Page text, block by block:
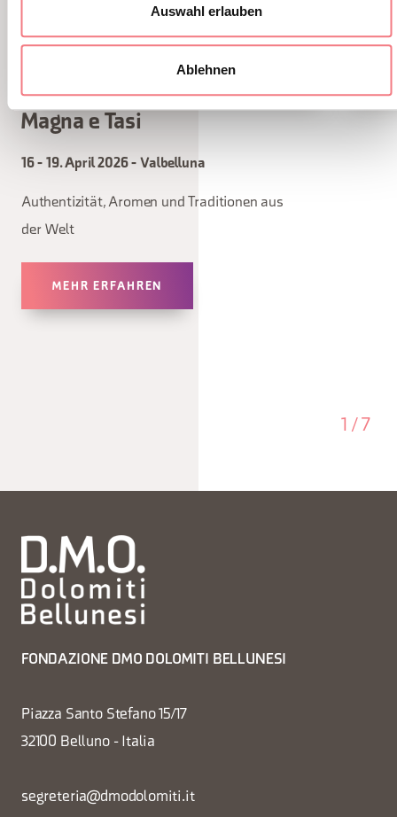
Auswahl erlauben
Ablehnen
Magna e Tasi
16 - 19. April 2026 - Valbelluna
Authentizität, Aromen und Traditionen aus
der Welt
MEHR ERFAHREN
1 / 7
FONDAZIONE DMO DOLOMITI BELLUNESI
Piazza Santo Stefano 15/17
32100 Belluno - Italia
segreteria@dmodolomiti.it